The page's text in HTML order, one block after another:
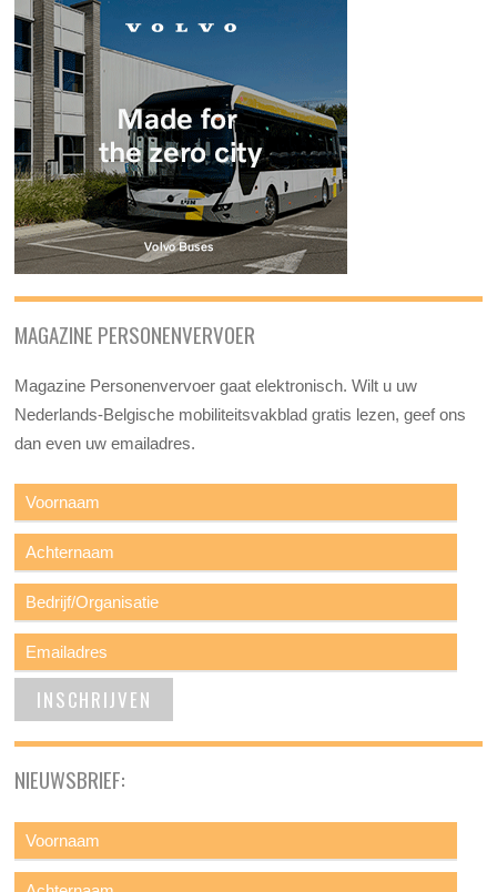
MAGAZINE PERSONENVERVOER
Magazine Personenvervoer gaat elektronisch. Wilt u uw
Nederlands-Belgische mobiliteitsvakblad gratis lezen, geef ons
dan even uw emailadres.
NIEUWSBRIEF: